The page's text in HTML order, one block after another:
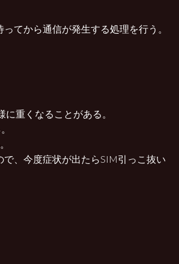
てから通信が発生する処理を行う。
重くなることがある。
、今度症状が出たらSIM引っこ抜い